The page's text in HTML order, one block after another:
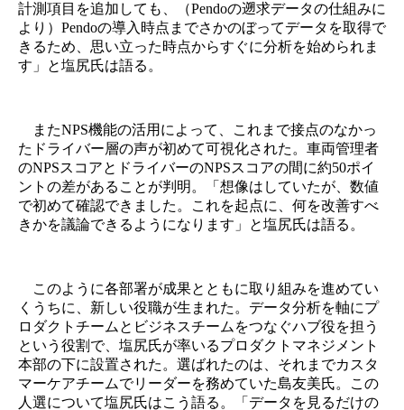
計測項目を追加しても、（Pendoの遡求データの仕組みに
より）Pendoの導入時点までさかのぼってデータを取得で
きるため、思い立った時点からすぐに分析を始められま
す」と塩尻氏は語る。
またNPS機能の活用によって、これまで接点のなかっ
たドライバー層の声が初めて可視化された。車両管理者
のNPSスコアとドライバーのNPSスコアの間に約50ポイ
ントの差があることが判明。「想像はしていたが、数値
で初めて確認できました。これを起点に、何を改善すべ
きかを議論できるようになります」と塩尻氏は語る。
このように各部署が成果とともに取り組みを進めてい
くうちに、新しい役職が生まれた。データ分析を軸にプ
ロダクトチームとビジネスチームをつなぐハブ役を担う
という役割で、塩尻氏が率いるプロダクトマネジメント
本部の下に設置された。選ばれたのは、それまでカスタ
マーケアチームでリーダーを務めていた島友美氏。この
人選について塩尻氏はこう語る。「データを見るだけの